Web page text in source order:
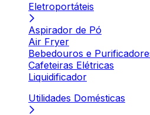
Eletroportáteis
Aspirador de Pó
Air Fryer
Bebedouros e
Cafeteiras Elétricas
Liquidificador
Utilidades Domésticas